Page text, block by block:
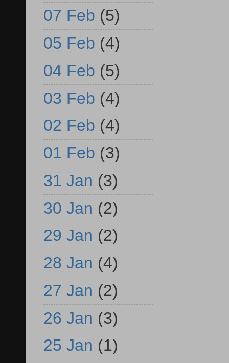
07 Feb (5)
05 Feb (4)
04 Feb (5)
03 Feb (4)
02 Feb (4)
01 Feb (3)
31 Jan (3)
30 Jan (2)
29 Jan (2)
28 Jan (4)
27 Jan (2)
26 Jan (3)
25 Jan (1)